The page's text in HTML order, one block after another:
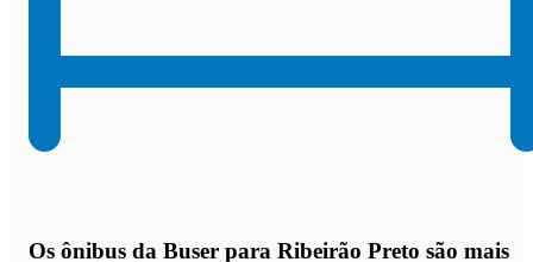
Os ônibus da Buser para Ribeirão Preto são mais